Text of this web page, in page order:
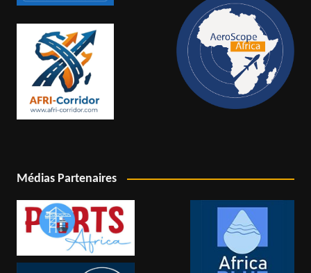
Médias Partenaires